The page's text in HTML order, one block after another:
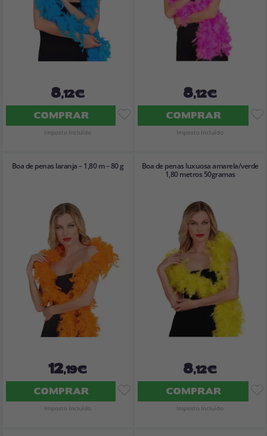
8,12€
COMPRAR
Imposto Incluído
8,12€
COMPRAR
Imposto Incluído
Boa de penas laranja – 1,80 m – 80 g
12,19€
COMPRAR
Imposto Incluído
Boa de penas luxuosa amarela/verde
1,80 metros 50gramas
8,12€
COMPRAR
Imposto Incluído